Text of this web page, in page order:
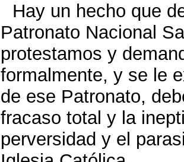
Hay un hecho que
Patronato Nacional
protestamos y
formalmente, y se le
de ese Patronato,
fracaso total y la
perversidad y el